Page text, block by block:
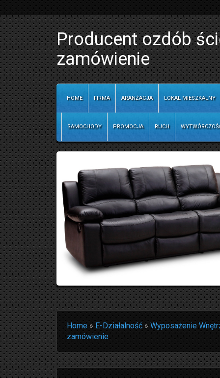
Producent ozdób
zamówienie
HOME FIRMA ARANŻACJA LOKAL MIESZKALNY
SAMOCHODY PROMOCJA RUCH
Home»E-Działalność » Wyposażenie
zamówienie